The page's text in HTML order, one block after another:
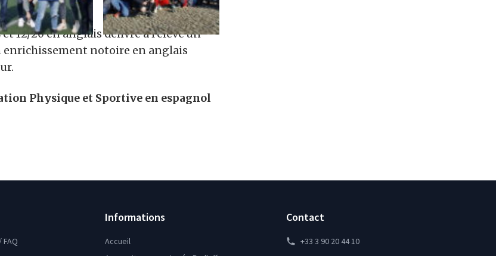
12/20 en anglais délivre à l’élève un
enrichissement notoire en anglais
Physique et Sportive en espagnol
Informations
Accueil
Contact
+33 3 90 20 44 10